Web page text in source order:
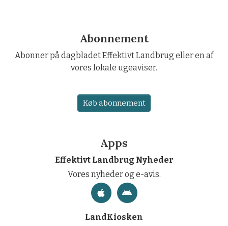
Abonnement
Abonner på dagbladet Effektivt Landbrug eller en af
vores lokale ugeaviser.
Køb abonnement
Apps
Effektivt Landbrug Nyheder
Vores nyheder og e-avis.
LandKiosken